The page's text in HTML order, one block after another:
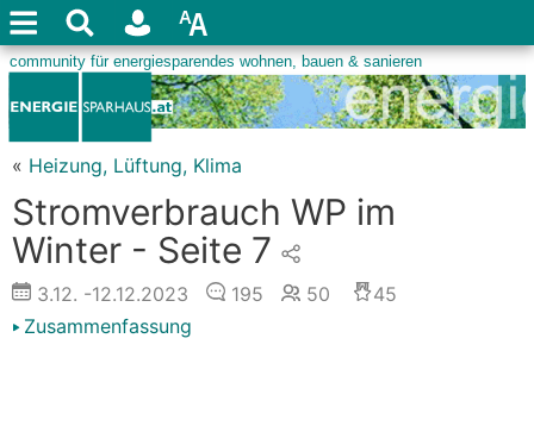
« Heizung, Lüftung, Klima
Stromverbrauch WP im
Winter - Seite 7
3.12. -12.12.2023 195 50
45
Zusammenfassung